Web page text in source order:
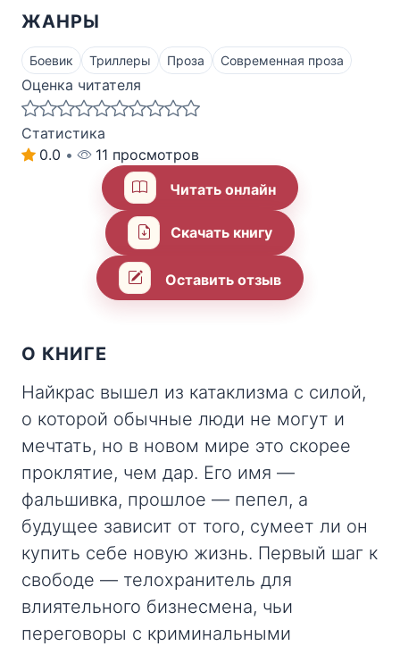
ЖАНРЫ
Боевик Триллеры Проза Современная проза
Оценка читателя
Статистика
0.0 •
11 просмотров
Читать онлайн
Скачать книгу
Оставить отзыв
О КНИГЕ
Найкрас вышел из катаклизма с силой,
о которой обычные люди не могут и
мечтать, но в новом мире это скорее
проклятие, чем дар. Его имя —
фальшивка, прошлое — пепел, а
будущее зависит от того, сумеет ли он
купить себе новую жизнь. Первый шаг к
свободе — телохранитель для
влиятельного бизнесмена, чьи
переговоры с криминальными